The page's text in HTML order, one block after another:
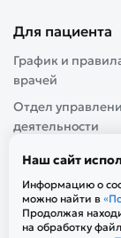
Для пациента
График и
врачей
Отдел
деятельности
Наш сайт
Информацию о
можно найти в
Продолжая
на обработку